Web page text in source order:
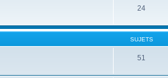
24
SUJETS
51